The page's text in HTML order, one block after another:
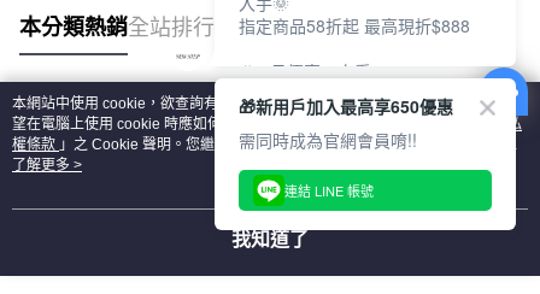
本分類熱銷全站排行
熱門標籤
本網站中使用 cookie，欲查詢有關本網站使用 cookie 方式之詳情，及若您不希
望在電腦上使用 cookie 時應如何變更電腦的 cookie 設定，請參閱本網站「
隱私
權條款 」之 Cookie 聲明。您繼續使用本網站即表示您同意本公司得按本網站使
用條款之 Cookie 聲明使用 cookie。
了解更多 >
我知道了
指定商品58折起 最高現折$888
🎉 8月優惠一次看
①LINE購物最高10%回饋
②每周限定品現折200
③指定商品58折起 最高現折$888
上班鞋、休閒鞋、涼鞋一次逛齊
好搭、出遊好走、聚會也漂亮
🎁新用戶加入最高享650優惠
需同時成為官網會員唷!!
連結 LINE 帳號